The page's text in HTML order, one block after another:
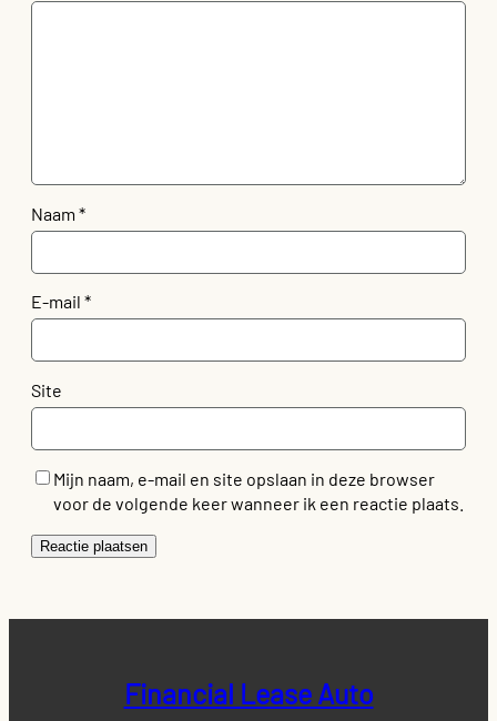
Naam *
E-mail *
Site
Mijn naam, e-mail en site opslaan in deze browser
voor de volgende keer wanneer ik een reactie plaats.
Financial Lease Auto